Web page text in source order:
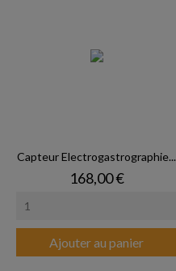
Capteur Electrogastrographie...
Prix
168,00 €
Ajouter au panier